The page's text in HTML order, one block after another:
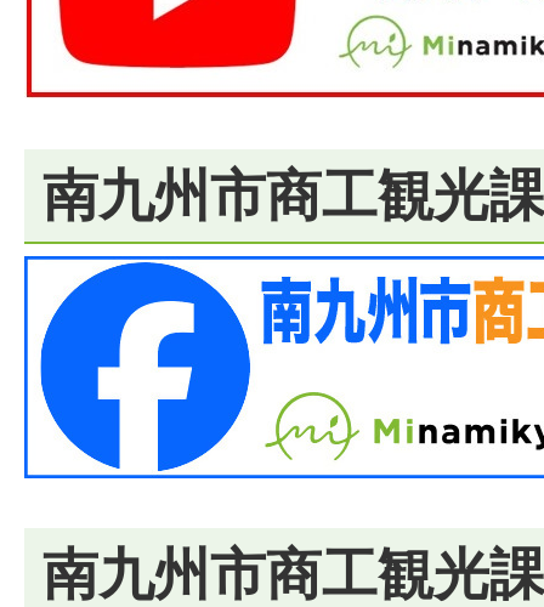
南九州市商工観光
南九州市商工観光